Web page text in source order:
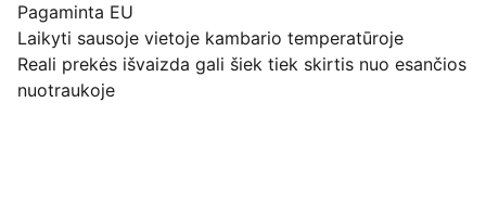
Pagaminta EU
Laikyti sausoje vietoje kambario temperatūroje
Reali prekės išvaizda gali šiek tiek skirtis nuo esančios
nuotraukoje